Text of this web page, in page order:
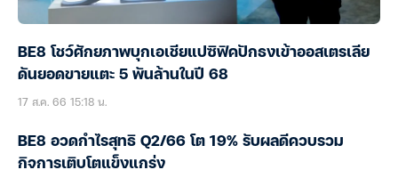
BE8 โชว์ศักยภาพบุกเอเชียแปซิฟิคปักธงเข้าออสเตรเลีย
ดันยอดขายแตะ 5 พันล้านในปี 68
17 ส.ค. 66 15:18 น.
BE8 อวดกำไรสุทธิ Q2/66 โต 19% รับผลดีควบรวม
กิจการเติบโตแข็งแกร่ง